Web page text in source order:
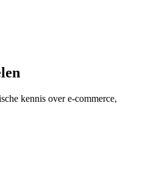
kennis over e-commerce,